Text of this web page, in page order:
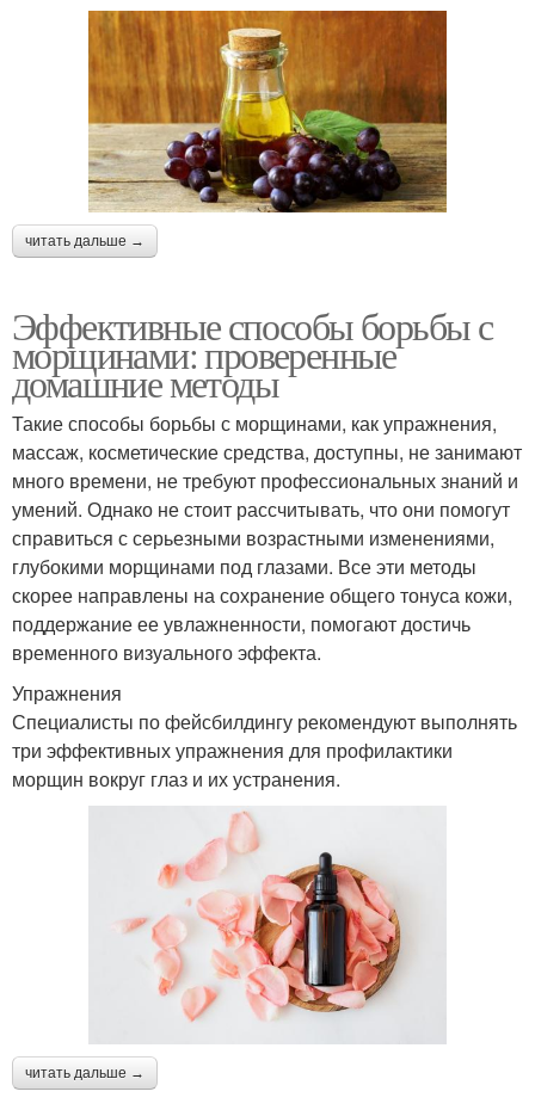
читать дальше →
Эффективные способы борьбы с
морщинами: проверенные
домашние методы
Такие способы борьбы с морщинами, как упражнения,
массаж, косметические средства, доступны, не занимают
много времени, не требуют профессиональных знаний и
умений. Однако не стоит рассчитывать, что они помогут
справиться с серьезными возрастными изменениями,
глубокими морщинами под глазами. Все эти методы
скорее направлены на сохранение общего тонуса кожи,
поддержание ее увлажненности, помогают достичь
временного визуального эффекта.
Упражнения
Специалисты по фейсбилдингу рекомендуют выполнять
три эффективных упражнения для профилактики
морщин вокруг глаз и их устранения.
читать дальше →